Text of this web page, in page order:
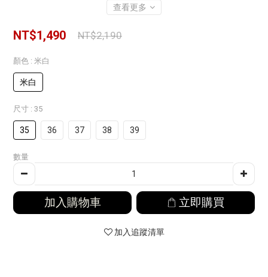
查看更多
NT$1,490 NT$2,190
顏色 : 米白
米白
尺寸 : 35
35 36 37 38 39
數量
加入購物車 立即購買
加入追蹤清單